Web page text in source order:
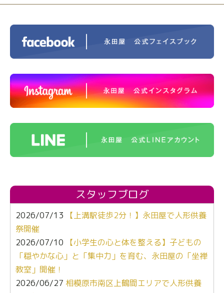
スタッフブログ
2026/07/13
【上溝駅徒歩2分！】永田屋で人形供養
祭開催
2026/07/10
【小学生の心と体を整える】子どもの
「穏やかな心」と「集中力」を育む、永田屋の「坐禅
教室」開催！
2026/06/27 相模原市南区上鶴間エリアで人形供養